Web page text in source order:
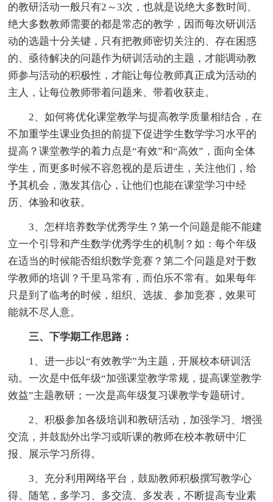
的教研活动一般只有2～3次，也就是说绝大多数时间、
绝大多数教师需要的都是常态的教学，因而每次研训活
动的选题十分关键，只有把教师密切关注的、存在困惑
的、亟待解决的问题作为研训活动的主题，才能调动教
师参与活动的积极性，才能让每位教师真正成为活动的
主人，让每位教师带着问题来、带着收获走。
2、如何将优化课堂教学与提高教学质量相结合，在
不加重学生课业负担的前提下促进学生数学学习水平的
提高？课堂教学的着力点是“有效”和“高效”，面向全体
学生，而更多时候不容忽视的是后进生，关注他们，给
予其机会，激发其信心，让他们也能在课堂学习中经
历、体验和收获。
3、怎样培养数学优秀学生？第一个问题是能不能建
立一个引导和产生数学优秀学生的机制？如：每个年级
在适当的时候能否组织数学竞赛？第二个问题是对于数
学教师的培训？千里马常有，而伯乐不常有。如果每年
只是到了临考的时候，组织、选拔、参加竞赛，效果可
能就不尽人意。
三、下学期工作思路：
1、进一步以“有效教学”为主题，开展校本研训活
动。一次是中低年级“加强课堂教学常规，提高课堂教学
效益”主题教研；一次是高年级复习课教学专题研讨。
2、积极参加各级培训和教研活动，加强学习、增强
交流，并鼓励外出学习或听课的教师在校本教研中汇
报、展示学习所得。
3、充分利用网络平台，鼓励教师积极撰写教学心
得、随笔，多学习、多交流、多发表，不断提高专业素